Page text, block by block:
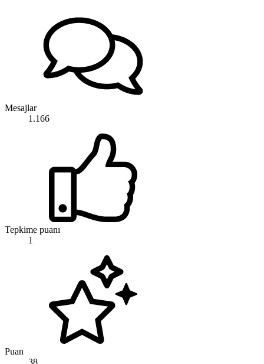
Mesajlar
1.166
Tepkime puanı
1
Puan